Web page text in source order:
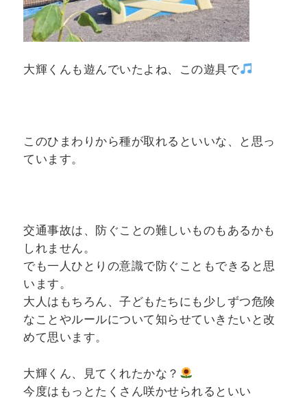
大輝くんも遊んでいたよね、この遊具で
このひまわりから種が取れるといいな、と思っ
ています。
交通事故は、防ぐことの難しいものもあるかも
しれません。
でも一人ひとりの意識で防ぐこともできると思
います。
大人はもちろん、子どもたちにも少しずつ危険
なことやルールについて知らせていきたいと改
めて思います。
大輝くん、見てくれたかな？
今度はもっとたくさん咲かせられるといい